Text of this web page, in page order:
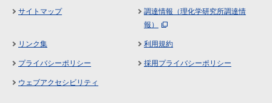
サイトマップ
調達情報（理化学研究所調達情
報）
リンク集 利用規約
プライバシーポリシー 採用プライバシーポリシー
ウェブアクセシビリティ